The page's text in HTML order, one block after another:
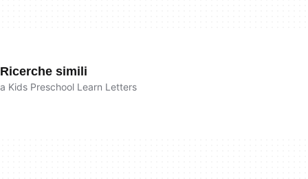
Ricerche simili
a Kids Preschool Learn Letters